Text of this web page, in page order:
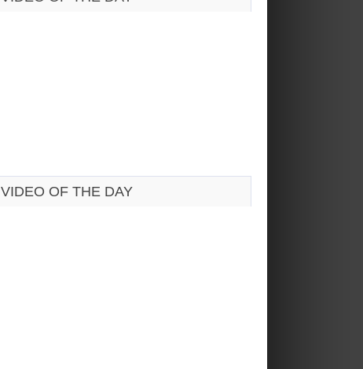
VIDEO OF THE DAY